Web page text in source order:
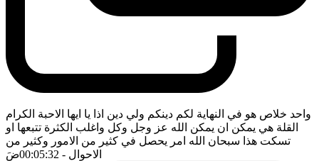
واحد خلاص هو في النهاية لكم دينكم ولي دين اذا يا ايها الاحبة الكرام
القلة هي يمكن ان يمكن الله عز وجل وكل واغلب الكثرة تتبعها او
تسكت هذا سبحان الله امر يحصل في كثير من الامور وكثير من
الاحوال - 00:05:32 ضَ